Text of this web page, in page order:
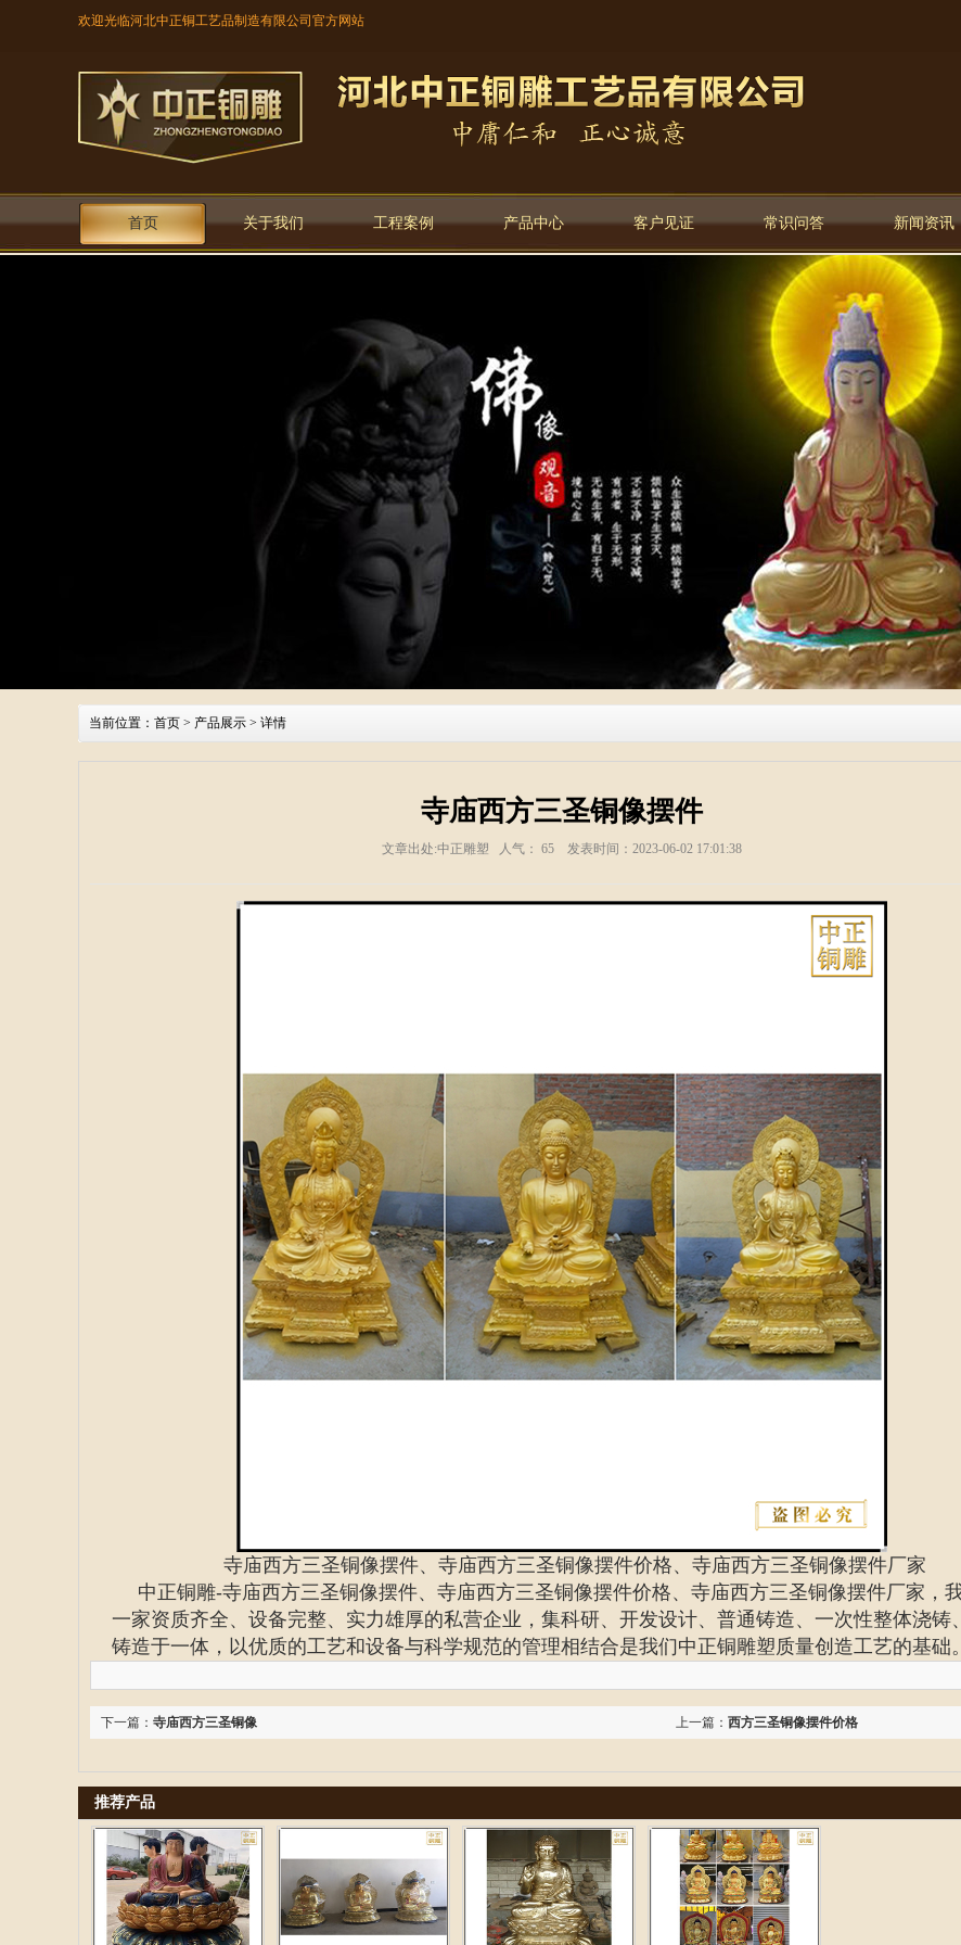
欢迎光临河北中正铜工艺品制造有限公司官方网站
首页 关于我们 工程案例 产品中心 客户见证 常识问答 新闻资讯
当前位置： 首页 > 产品展示 > 详情
寺庙西方三圣铜像摆件
文章出处:中正雕塑 人气： 65 发表时间：2023-06-02 17:01:38
寺庙西方三圣铜像摆件、寺庙西方三圣铜像摆件价格、寺庙西方三圣铜像摆件厂家
中正铜雕-寺庙西方三圣铜像摆件、寺庙西方三圣铜像摆件价格、寺庙西方三圣铜像摆件厂家 ，
一家资质齐全、设备完整、实力雄厚的私营企业，集科研、开发设计、普通铸造、一次性整体浇铸
铸造于一体，以优质的工艺和设备与科学规范的管理相结合是我们中正铜雕塑质量创造工艺的基础。
上一篇： 西方三圣铜像摆件价格
下一篇： 寺庙西方三圣铜像
推荐产品